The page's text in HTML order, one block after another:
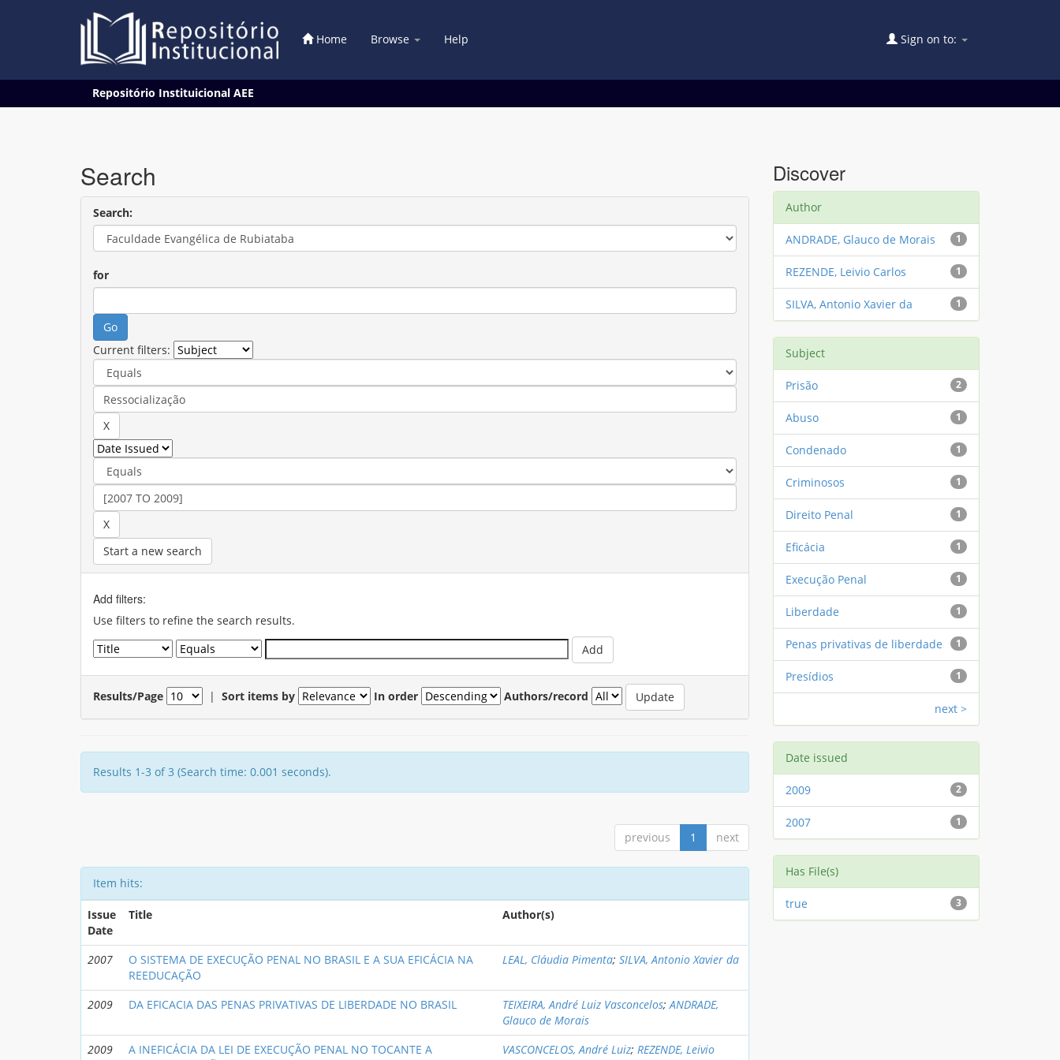
Home Browse Help Sign on to:
Repositório Instituicional AEE
Search
Search:
for
Current filters:
Start a new search
Add filters:
Use filters to refine the search results.
Results/Page | Sort items by In order Authors/record
Results 1-3 of 3 (Search time: 0.001 seconds).
previous 1 next
Item hits:
Issue
Date
Title Author(s)
2007
O SISTEMA DE EXECUÇÃO PENAL NO BRASIL E A SUA EFICÁCIA NA
REEDUCAÇÃO
LEAL, Cláudia Pimenta;SILVA, Antonio Xavier da
2009 DA EFICACIA DAS PENAS PRIVATIVAS DE LIBERDADE NO BRASIL TEIXEIRA, André Luiz Vasconcelos;ANDRADE,
Glauco de Morais
2009
A INEFICÁCIA DA LEI DE EXECUÇÃO PENAL NO TOCANTE A
VASCONCELOS, André Luiz;REZENDE, Leivio
Discover
Author
1
ANDRADE, Glauco de Morais
1
REZENDE, Leivio Carlos
1
SILVA, Antonio Xavier da
Subject
2
Prisão
1
Abuso
1
Condenado
1
Criminosos
1
Direito Penal
1
Eficácia
1
Execução Penal
1
Liberdade
1
Penas privativas de liberdade
1
Presídios
next >
Date issued
2
2009
1
2007
Has File(s)
3
true